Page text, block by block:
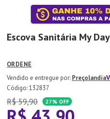
Escova Sanitária My
ORDENE
Preçolandia
:132837
R$ 59,90 27% OFF
Tapete
Aparelho Jantar
10º Lixeira